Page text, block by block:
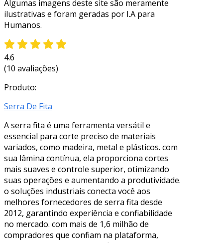
Algumas imagens deste site são meramente
ilustrativas e foram geradas por I.A para
Humanos.
4.6
(10 avaliações)
Produto:
Serra De Fita
A serra fita é uma ferramenta versátil e
essencial para corte preciso de materiais
variados, como madeira, metal e plásticos. com
sua lâmina contínua, ela proporciona cortes
mais suaves e controle superior, otimizando
suas operações e aumentando a produtividade.
o soluções industriais conecta você aos
melhores fornecedores de serra fita desde
2012, garantindo experiência e confiabilidade
no mercado. com mais de 1,6 milhão de
compradores que confiam na plataforma,